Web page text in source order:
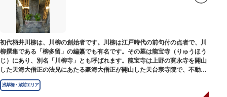
初代柄井川柳は、川柳の創始者です。川柳は江戸時代の前句付の点者で、川
柳撰集である「柳多留」の編纂でも有名です。その墓は龍宝寺（りゅうほう
じ）にあり、別名「川柳寺」とも呼ばれます。龍宝寺は上野の寛永寺を開山
した天海大僧正の法兄にあたる豪海大僧正が開山した天台宗寺院で、不動明
王の梵字を刻んだ板碑が境内に残っています。
浅草橋・蔵前エリア